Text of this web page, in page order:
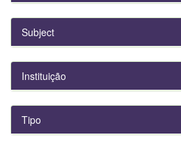
Subject
Instituição
Tipo